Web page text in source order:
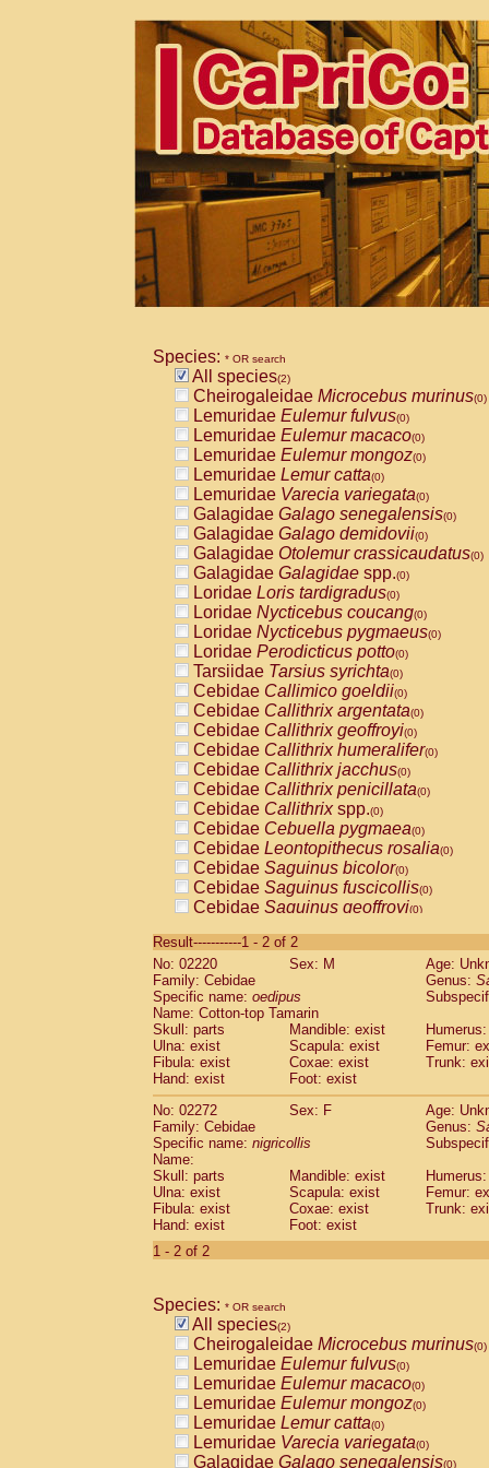
Species: * OR search
All species(2)
Cheirogaleidae Microcebus murinus(0)
Lemuridae Eulemur fulvus(0)
Lemuridae Eulemur macaco(0)
Lemuridae Eulemur mongoz(0)
Lemuridae Lemur catta(0)
Lemuridae Varecia variegata(0)
Galagidae Galago senegalensis(0)
Galagidae Galago demidovii(0)
Galagidae Otolemur crassicaudatus(0)
Galagidae Galagidae spp.(0)
Loridae Loris tardigradus(0)
Loridae Nycticebus coucang(0)
Loridae Nycticebus pygmaeus(0)
Loridae Perodicticus potto(0)
Tarsiidae Tarsius syrichta(0)
Cebidae Callimico goeldii(0)
Cebidae Callithrix argentata(0)
Cebidae Callithrix geoffroyi(0)
Cebidae Callithrix humeralifer(0)
Cebidae Callithrix jacchus(0)
Cebidae Callithrix penicillata(0)
Cebidae Callithrixspp.(0)
Cebidae Cebuella pygmaea(0)
Cebidae Leontopithecus rosalia(0)
Cebidae Saguinus bicolor(0)
Cebidae Saguinus fuscicollis(0)
Cebidae Saguinus geoffroyi(0)
CebidaeSaguinus labiatus(0)
Cebidae Saguinus leucopus (0)
Cebidae
CebidaeSaguinus mystax
Cebidae Saguinus nigricollis (1)
Cebidae Saguinus oedipus
Cebidae Saguinus weddelli
Cebidae Saguinusspp.
Cebidae Aotus trivirgatus
Cebidae
CebidaeCebus apella
Cebidae
Cebidae Cebus nigrivittatus
Cebidae Cebusspp.(0)
Cebidae Saimiri boliviensis
CebidaeSaimiri sciureus(0)
AtelidaeAlouatta caraya(0)
Atelidae Alouatta seniculus
AtelidaeAlouatta
AtelidaeAteles belzebuth(0)
AtelidaeAteles geoffroyi(0)
AtelidaeAteles paniscus(0)
AtelidaeAtelesspp. (0)
AtelidaeLagothrix lagothricha
AtelidaeLagothrix lagothricha cana
PitheciidaeCacajao calvus
Result-----------1 - 2 of 2
No: 02220
Sex: M
Age:
Family: Cebidae
Genus:
Specific name: oedipus
Name: Cotton-top Tamarin
Skull: parts
Mandible: exist
Ulna: exist
Scapula: exist
Femur:
Fibula: exist
Coxae: exist
Trunk:
Hand: exist
Foot: exist
No: 02272
Sex: F
Age:
Family: Cebidae
Genus:
Specific name: nigricollis
Name:
Skull: parts
Mandible: exist
Ulna: exist
Scapula: exist
Femur:
Fibula: exist
Coxae: exist
Trunk:
Hand: exist
Foot: exist
1 - 2 of 2
Species: * OR search
All species(2)
Cheirogaleidae Microcebus murinus(0)
Lemuridae Eulemur fulvus(0)
Lemuridae Eulemur macaco(0)
Lemuridae Eulemur mongoz(0)
Lemuridae Lemur catta(0)
Lemuridae Varecia variegata(0)
Galagidae Galago senegalensis(0)